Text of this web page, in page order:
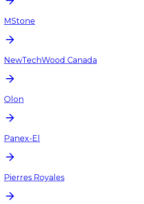
MStone
NewTechWood Canada
Olon
Panex-El
Pierres Royales